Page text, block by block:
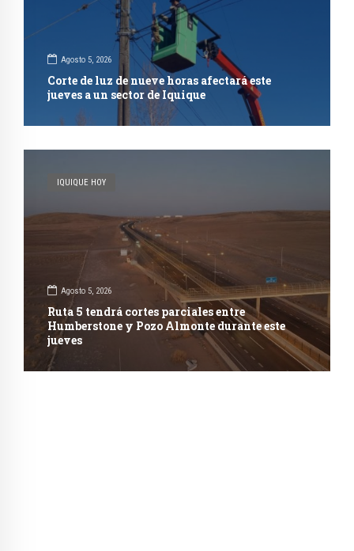
Agosto 5, 2026
Corte de luz de nueve horas afectará este
jueves a un sector de Iquique
IQUIQUE HOY
Agosto 5, 2026
Ruta 5 tendrá cortes parciales entre
Humberstone y Pozo Almonte durante este
jueves